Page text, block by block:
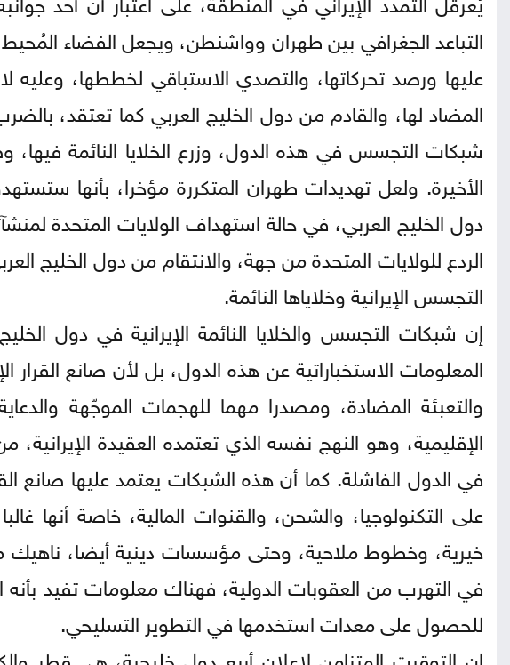
التباعد الجغرافي بين طهران وواشنطن، ويجعل الفضاء
عليها ورصد تحركاتها، والتصدي الاستباقي لخططها، وعليه
المضاد لها، والقادم من دول الخليج العربي كما تعتقد،
شبكات التجسس في هذه الدول، وزرع الخلايا النائمة
الأخيرة. ولعل تهديدات طهران المتكررة مؤخرا، بأنها
دول الخليج العربي، في حالة استهداف الولايات المتحدة
الردع للولايات المتحدة من جهة، والانتقام من دول
التجسس الإيرانية وخلاياها النائمة.
إن شبكات التجسس والخلايا النائمة الإيرانية في دول
المعلومات الاستخباراتية عن هذه الدول، بل لأن صانع
والتعبئة المضادة، ومصدرا مهما للهجمات الموجّهة
الإقليمية، وهو النهج نفسه الذي تعتمده العقيدة الإيرانية،
في الدول الفاشلة. كما أن هذه الشبكات يعتمد عليها صانع
على التكنولوجيا، والشحن، والقنوات المالية، خاصة أنها
خيرية، وخطوط ملاحية، وحتى مؤسسات دينية أيضا، ناهيك
في التهرب من العقوبات الدولية، فهناك معلومات تفيد
للحصول على معدات استخدمها في التطوير التسليحي.
إن التوقيت المتزامن لإعلان أربع دول خليجية، هي قطر